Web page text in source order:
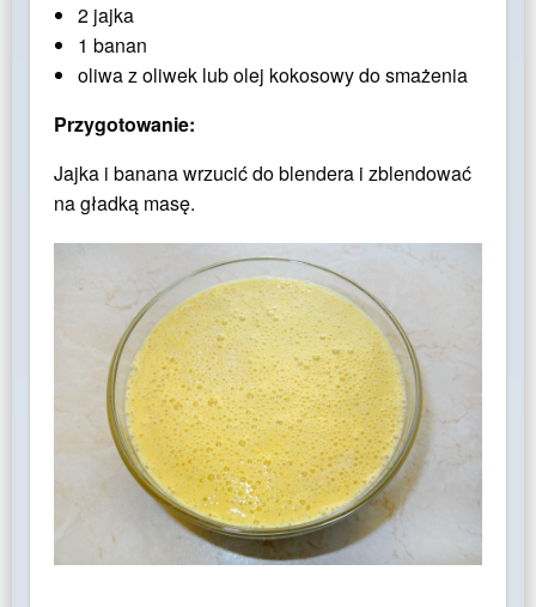
2 jajka
1 banan
oliwa z oliwek lub olej kokosowy do smażenia
Przygotowanie:
Jajka i banana wrzucić do blendera i zblendować
na gładką masę.